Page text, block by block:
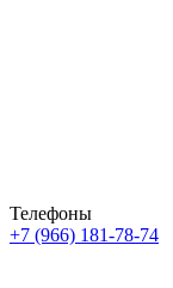
Телефоны
+7 (966) 181-78-74